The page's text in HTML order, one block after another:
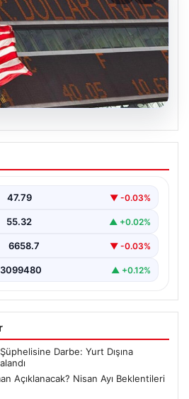
Ne Zaman Açıklanacak?
ve Piyasa Yönleri
piyasalarının yönünü
47.79 ▼ -0.03%
55.32 ▲ +0.02%
6658.7 ▼ -0.03%
3099480 ▲ +0.12%
Darbe: Yurt Dışına
Açıklanacak? Nisan Ayı Beklentileri